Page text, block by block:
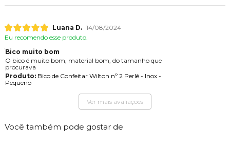
Luana D. 14/08/2024
Eu recomendo esse produto.
Bico muito bom
O bico é muito bom, material bom, do tamanho que
procurava
Produto:Bico de Confeitar Wilton nº 2 Perlê - Inox -
Pequeno
Ver mais avaliações
Você também pode gostar de